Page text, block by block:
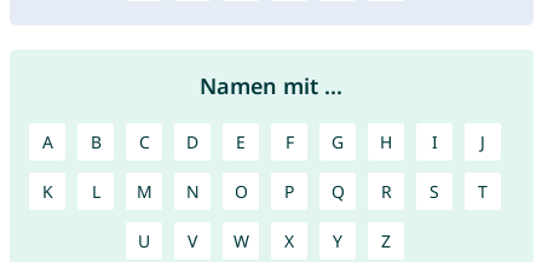
Namen mit ...
A B C D E F G H I J
K L M N O P Q R S T
U V W X Y Z